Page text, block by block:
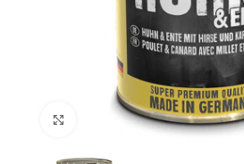
Click to enlarge